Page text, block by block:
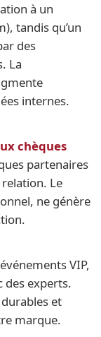
à un
tandis qu’un
des
La
internes.
chèques
partenaires
Le
ne génère
VIP,
des experts.
et
marque.